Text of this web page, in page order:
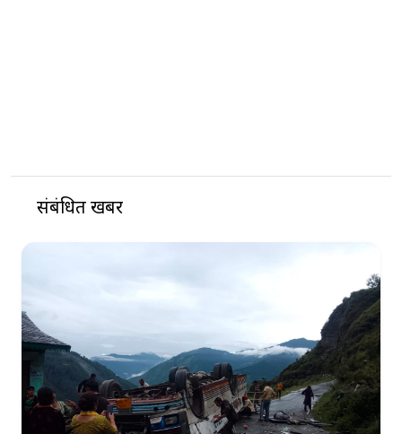
संबंधित खबरें